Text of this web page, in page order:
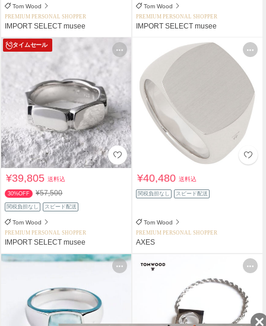
Tom Wood
PREMIUM PERSONAL SHOPPER
IMPORT SELECT musee
Tom Wood
PREMIUM PERSONAL SHOPPER
IMPORT SELECT musee
タイムセール
¥39,805送料込
30%OFF ¥57,500
関税負担なし スピード配送
Tom Wood
PREMIUM PERSONAL SHOPPER
IMPORT SELECT musee
¥40,480送料込
関税負担なし スピード配送
Tom Wood
PREMIUM PERSONAL SHOPPER
AXES